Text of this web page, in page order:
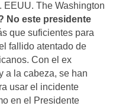
EEUU. The Washington
No este presidente
que suficientes para
fallido atentado de
Con el ex
a la cabeza, se han
usar el incidente
en el Presidente